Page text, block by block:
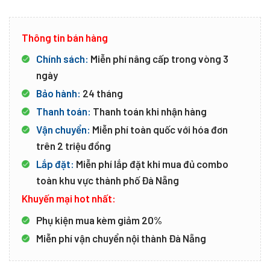
Thông tin bán hàng
Chính sách: Miễn phí nâng cấp trong vòng 3
ngày
Bảo hành: 24 tháng
Thanh toán: Thanh toán khi nhận hàng
Vận chuyển: Miễn phí toàn quốc với hóa đơn
trên 2 triệu đồng
Lắp đặt: Miễn phí lắp đặt khi mua đủ combo
toàn khu vực thành phố Đà Nẵng
Khuyến mại hot nhất:
Phụ kiện mua kèm giảm 20%
Miễn phí vận chuyển nội thành Đà Nẵng